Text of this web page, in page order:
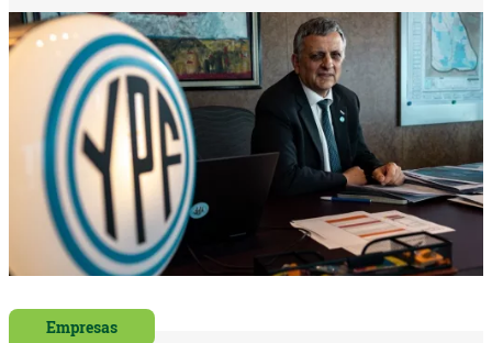
Empresas